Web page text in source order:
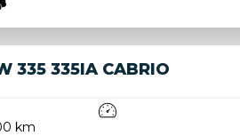
335 335IA CABRIO
km